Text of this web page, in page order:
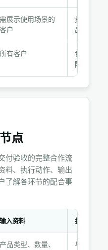
需展示使用场景的
客户
搭建场景
品使用环
所有客户
色彩校正
除、尺寸
点
付验收的完整合作流
料、执行动作、输出
了解各环节的配合事
输入资料 执行动作
产品类型、数量、 与客户沟